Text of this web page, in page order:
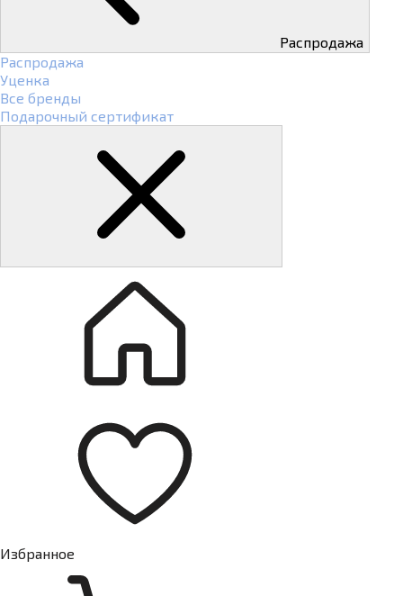
Распродажа
Распродажа
Уценка
Все бренды
Подарочный сертификат
Избранное